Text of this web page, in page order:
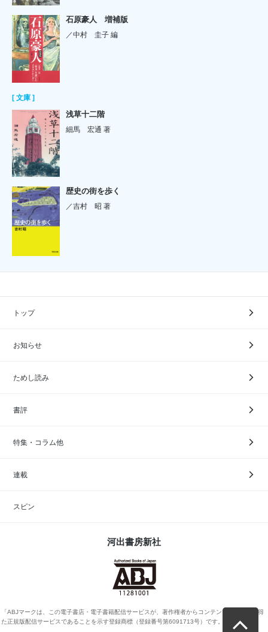
石原豪人 増補版
／中村 圭子 編
[ 文庫 ]
浅草十二階
細馬 宏通 著
歴史の街を歩く
／吉村 昭 著
トップ
お知らせ
ためし読み
書評
特集・コラム他
連載
スピン
河出書房新社
「ABJマークは、この電子書店・電子書籍配信サービスが、著作権者からコンテンツ使用許諾を得
た正規版配信サービスであることを示す登録商標（登録番号第6091713号）です。」